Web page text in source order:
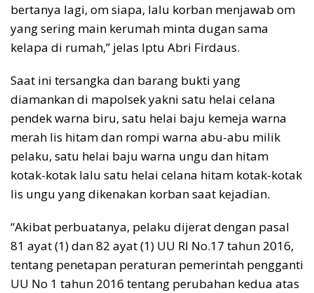
bertanya lagi, om siapa, lalu korban menjawab om
yang sering main kerumah minta dugan sama
kelapa di rumah,” jelas Iptu Abri Firdaus.
Saat ini tersangka dan barang bukti yang
diamankan di mapolsek yakni satu helai celana
pendek warna biru, satu helai baju kemeja warna
merah lis hitam dan rompi warna abu-abu milik
pelaku, satu helai baju warna ungu dan hitam
kotak-kotak lalu satu helai celana hitam kotak-kotak
lis ungu yang dikenakan korban saat kejadian.
“Akibat perbuatanya, pelaku dijerat dengan pasal
81 ayat (1) dan 82 ayat (1) UU RI No.17 tahun 2016,
tentang penetapan peraturan pemerintah pengganti
UU No 1 tahun 2016 tentang perubahan kedua atas